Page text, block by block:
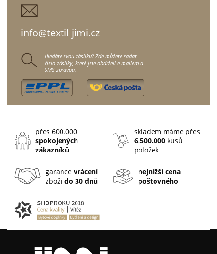
info@textil-jimi.cz
Hledáte svou zásilku? Zde můžete zadat
číslo zásilky, které jste obdrželi e-mailem a
SMS zprávou.
přes 600.000
spokojených
zákazníků
skladem máme přes
6.500.000 kusů
položek
garancevrácení
zbožído 30 dnů
nejnižší cena
poštovného